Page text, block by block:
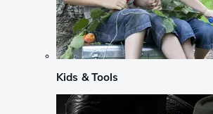
Kids & Tools